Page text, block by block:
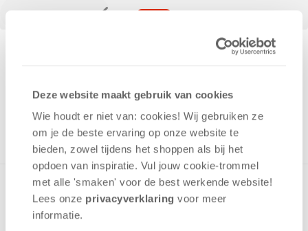
Deze website maakt gebruik van cookies
Wie houdt er niet van: cookies! Wij gebruiken ze
om je de beste ervaring op onze website te
bieden, zowel tijdens het shoppen als bij het
opdoen van inspiratie. Vul jouw cookie-trommel
met alle 'smaken' voor de best werkende website​!
Lees onze privacyverklaring voor meer
informatie.
ONTVANG 190 OVERWINNINGSPUNTEN
UIT HET ASSORTIMENT
Prachtige puzzel van de "Tower Bridge" te Londen in de
schemering, met een zeer mooie kleurrijke wolkenpartij
erboven. Puzzel bevat 1000 stukje, leeftijd vanaf 12 jaar.